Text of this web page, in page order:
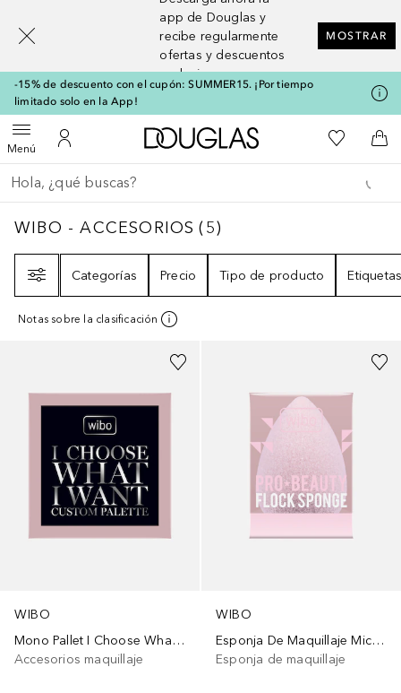
app de Douglas y
recibe regularmente
ofertas y descuentos
exclusivos
MOSTRAR
-15% de descuento con el cupón: SUMMER15. ¡Por tiempo
limitado solo en la App!
MenúAbrir menúMi cuenta
A Douglas HomeMi lista de
A
Regresar
Ejecutar búsqueda
WIBO - ACCESORIOS5
WIBO - ACCESORIOS (5)
Categorías
Precio Tipo de producto
Notas sobre la clasificación
WIBO
Mono Pallet I Choose What I Want
Accesorios maquillaje
WIBO
Esponja De Maquillaje Microfibra Pro Beauty Flock
Esponja de maquillaje
[navigation.slideout.screenreader]